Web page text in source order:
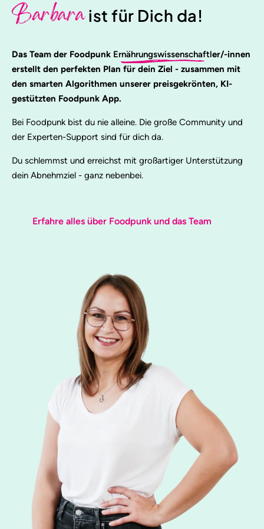
Barbaraist für Dich da!
Das Team der Foodpunk Ernährungswissenschaftler/-innen
erstellt den perfekten Plan für dein Ziel - zusammen mit
den smarten Algorithmen unserer preisgekrönten, KI-
gestützten Foodpunk App.
Bei Foodpunk bist du nie alleine. Die große Community und
der Experten-Support sind für dich da.
Du schlemmst und erreichst mit großartiger Unterstützung
dein Abnehmziel - ganz nebenbei.
Erfahre alles über Foodpunk und das Team